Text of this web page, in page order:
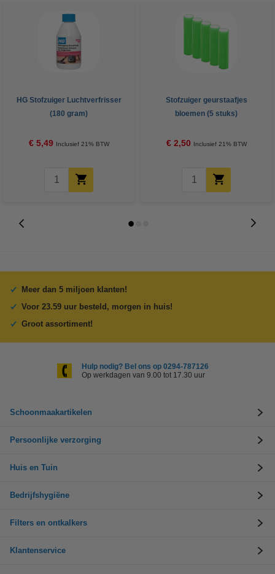
HG Stofzuiger Luchtverfrisser
(180 gram)
€ 5,49 Inclusief 21% BTW
Stofzuiger geurstaafjes
bloemen (5 stuks)
€ 2,50 Inclusief 21% BTW
Meer dan 5 miljoen klanten!
Voor 23.59 uur besteld, morgen in huis!
Groot assortiment!
Hulp nodig? Bel ons op 0294-787126
Op werkdagen van 9.00 tot 17.30 uur
Schoonmaakartikelen
Persoonlijke verzorging
Huis en Tuin
Bedrijfshygiëne
Filters en ontkalkers
Klantenservice